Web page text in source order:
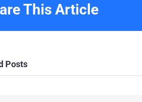
This Article
Posts